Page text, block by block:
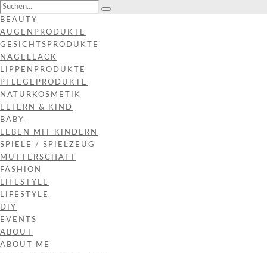
BEAUTY
AUGENPRODUKTE
GESICHTSPRODUKTE
NAGELLACK
LIPPENPRODUKTE
PFLEGEPRODUKTE
NATURKOSMETIK
ELTERN & KIND
BABY
LEBEN MIT KINDERN
SPIELE / SPIELZEUG
MUTTERSCHAFT
FASHION
LIFESTYLE
LIFESTYLE
DIY
EVENTS
ABOUT
ABOUT ME